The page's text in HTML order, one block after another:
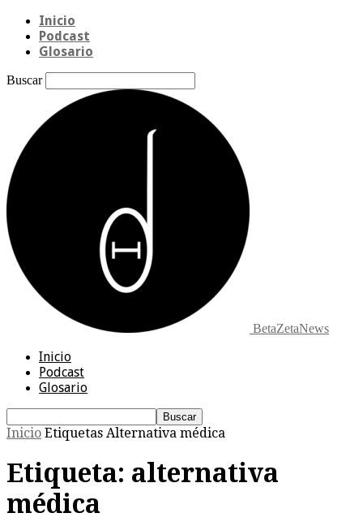
Inicio
Podcast
Glosario
Buscar
BetaZetaNews
Inicio
Podcast
Glosario
Inicio Etiquetas Alternativa médica
Etiqueta: alternativa
médica